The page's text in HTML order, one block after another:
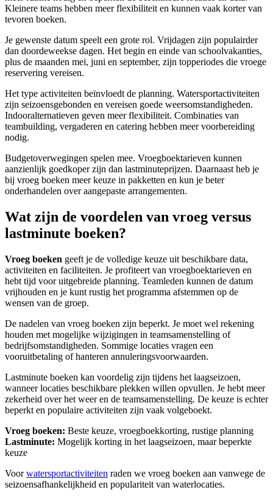
Kleinere teams hebben meer flexibiliteit en kunnen vaak korter van
tevoren boeken.
Je gewenste datum speelt een grote rol. Vrijdagen zijn populairder
dan doordeweekse dagen. Het begin en einde van schoolvakanties,
plus de maanden mei, juni en september, zijn topperiodes die vroege
reservering vereisen.
Het type activiteiten beïnvloedt de planning. Watersportactiviteiten
zijn seizoensgebonden en vereisen goede weersomstandigheden.
Indooralternatieven geven meer flexibiliteit. Combinaties van
teambuilding, vergaderen en catering hebben meer voorbereiding
nodig.
Budgetoverwegingen spelen mee. Vroegboektarieven kunnen
aanzienlijk goedkoper zijn dan lastminuteprijzen. Daarnaast heb je
bij vroeg boeken meer keuze in pakketten en kun je beter
onderhandelen over aangepaste arrangementen.
Wat zijn de voordelen van vroeg versus
lastminute boeken?
Vroeg boeken geeft je de volledige keuze uit beschikbare data,
activiteiten en faciliteiten. Je profiteert van vroegboektarieven en
hebt tijd voor uitgebreide planning. Teamleden kunnen de datum
vrijhouden en je kunt rustig het programma afstemmen op de
wensen van de groep.
De nadelen van vroeg boeken zijn beperkt. Je moet wel rekening
houden met mogelijke wijzigingen in teamsamenstelling of
bedrijfsomstandigheden. Sommige locaties vragen een
vooruitbetaling of hanteren annuleringsvoorwaarden.
Lastminute boeken kan voordelig zijn tijdens het laagseizoen,
wanneer locaties beschikbare plekken willen opvullen. Je hebt meer
zekerheid over het weer en de teamsamenstelling. De keuze is echter
beperkt en populaire activiteiten zijn vaak volgeboekt.
Vroeg boeken: Beste keuze, vroegboekkorting, rustige planning
Lastminute: Mogelijk korting in het laagseizoen, maar beperkte
keuze
Voorwatersportactiviteiten raden we vroeg boeken aan vanwege de
seizoensafhankelijkheid en populariteit van waterlocaties.